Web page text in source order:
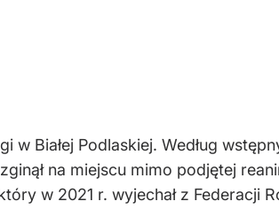
w Białej Podlaskiej. Według
na miejscu mimo podjętej
w 2021 r. wyjechał z Federacji